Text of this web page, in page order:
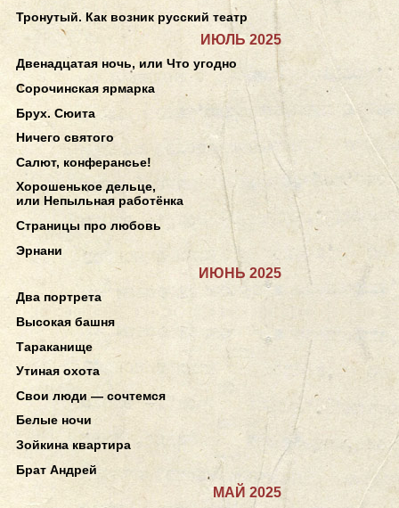
Тронутый. Как возник русский театр
ИЮЛЬ 2025
Двенадцатая ночь, или Что угодно
Сорочинская ярмарка
Брух. Сюита
Ничего святого
Салют, конферансье!
Хорошенькое дельце,
или Непыльная работёнка
Страницы про любовь
Эрнани
ИЮНЬ 2025
Два портрета
Высокая башня
Тараканище
Утиная охота
Свои люди — сочтемся
Белые ночи
Зойкина квартира
Брат Андрей
МАЙ 2025